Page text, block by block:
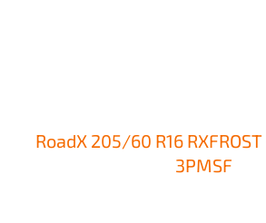
RoadX 205/60 R16
3PMSF